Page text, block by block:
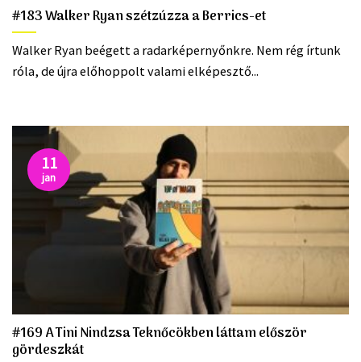
#183 Walker Ryan szétzúzza a Berrics-et
Walker Ryan beégett a radarképernyőnkre. Nem rég írtunk
róla, de újra előhoppolt valami elképesztő...
#169 A Tini Nindzsa Teknőcökben láttam először
gördeszkát
11
jan